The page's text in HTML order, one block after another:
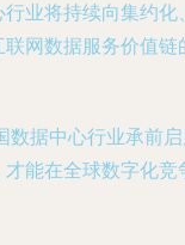
行业将持续向集约
联网数据服务价值
数据中心行业承前
能在全球数字化竞